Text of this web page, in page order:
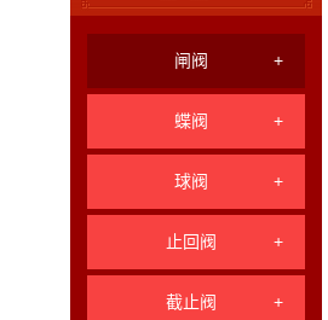
闸阀 +
蝶阀 +
球阀 +
止回阀 +
截止阀 +